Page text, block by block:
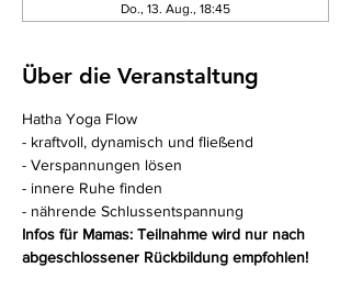
Do., 13. Aug., 18:45
Über die Veranstaltung
Hatha Yoga Flow
- kraftvoll, dynamisch und fließend
- Verspannungen lösen
- innere Ruhe finden
- nährende Schlussentspannung
Infos für Mamas: Teilnahme wird nur nach
abgeschlossener Rückbildung empfohlen!